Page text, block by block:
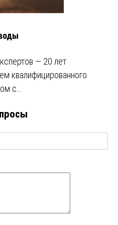
— 20 лет
квалифицированного
с…